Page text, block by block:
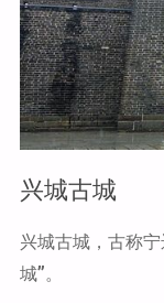
兴城古城
兴城古城，古称
城”。